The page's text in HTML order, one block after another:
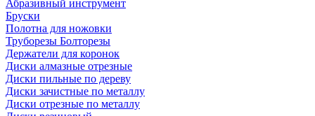
Абразивный инструмент
Бруски
Полотна для ножовки
Труборезы Болторезы
Держатели для коронок
Диски алмазные отрезные
Диски пильные по дереву
Диски зачистные по металлу
Диски отрезные по металлу